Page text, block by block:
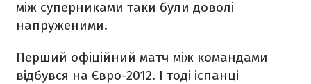
між суперниками таки були доволі
напруженими.
Перший офіційний матч між командами
відбувся на Євро-2012. І тоді іспанці